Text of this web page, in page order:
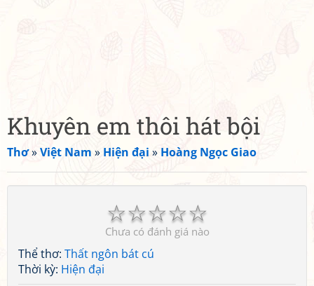
Khuyên em thôi hát bội
Thơ»Việt Nam » Hiện đại » Hoàng Ngọc Giao
☆
☆
☆
☆
☆
Chưa có đánh giá nào
Thể thơ: Thất ngôn bát cú
Thời kỳ: Hiện đại